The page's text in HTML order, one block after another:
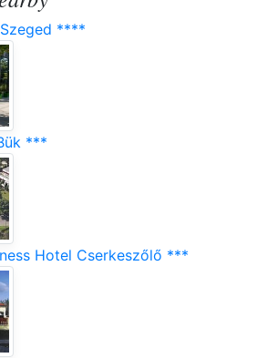
****
***
Hotel Cserkeszőlő ***